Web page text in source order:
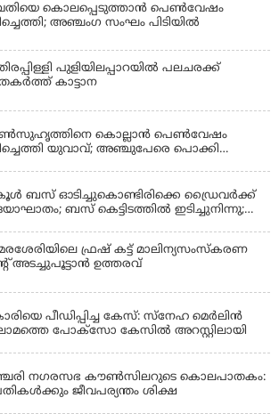
കൊലപ്പെടുത്താൻ പെൺവേഷം
അഞ്ചംഗ സംഘം പിടിയിൽ
പുളിയിലപ്പാറയിൽ പലചരക്ക്
കാട്ടാന
കൊല്ലാന്‍ പെണ്‍വേഷം
യുവാവ്; അഞ്ചുപേരെ പൊക്കി
ബസ് ഓടിച്ചുകൊണ്ടിരിക്കെ ഡ്രൈവർക്ക്
ബസ് കെട്ടിടത്തിൽ ഇടിച്ചുനിന്നു;
ഫ്രഷ് കട്ട് മാലിന്യസംസ്കരണ
അടച്ചുപൂട്ടാൻ ഉത്തരവ്
പീഡിപ്പിച്ച കേസ്: സ്നേഹ മെർലിൻ
പോക്‌സോ കേസിൽ അറസ്റ്റിലായി
നഗരസഭ കൗൺസിലറുടെ കൊലപാതകം:
ജീവപര്യന്തം ശിക്ഷ